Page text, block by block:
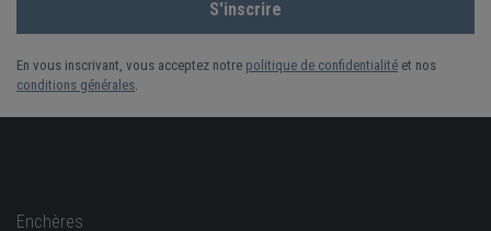
En vous inscrivant, vous acceptez notre politique de confidentialité et nos
conditions générales
Enchères